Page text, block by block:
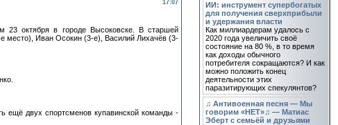
17:07
октября в городе Высоковске. В старшей
е место), Иван Осокин (3-е), Василий Лихачёв (3-
ещё двух спортсменов купавинской команды -
ИИ: инструмент супербогатых
для получения сверхприбыли
и удержания власти
Как миллиардерам удалось с
2020 года увеличить своё
состояние на 80 %, в то время
как доходы обычного
потребителя сокращаются? И как
можно положить конец
деятельности этих
паразитирующих спекулянтов?
♫ Антивоенная песня — Мы
говорим «НЕТ»♫ — Матиас
Эберт с семьёй и друзьями